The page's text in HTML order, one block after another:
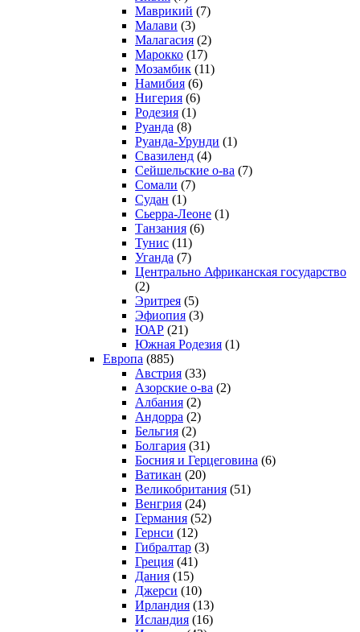
Маврикий (7)
Малави (3)
Малагасия (2)
Марокко (17)
Мозамбик (11)
Намибия (6)
Нигерия (6)
Родезия (1)
Руанда (8)
Руанда-Урунди (1)
Свазиленд (4)
Сейшельские о-ва (7)
Сомали (7)
Судан (1)
Сьерра-Леоне (1)
Танзания (6)
Тунис (11)
Уганда (7)
Центрально Африканская государство
(2)
Эритрея (5)
Эфиопия (3)
ЮАР (21)
Южная Родезия (1)
Европа (885)
Австрия (33)
Азорские о-ва (2)
Албания (2)
Андорра (2)
Бельгия (2)
Болгария (31)
Босния и Герцеговина (6)
Ватикан (20)
Великобритания (51)
Венгрия (24)
Германия (52)
Гернси (12)
Гибралтар (3)
Греция (41)
Дания (15)
Джерси (10)
Ирландия (13)
Исландия (16)